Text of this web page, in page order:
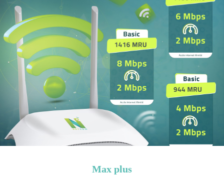
Max plus